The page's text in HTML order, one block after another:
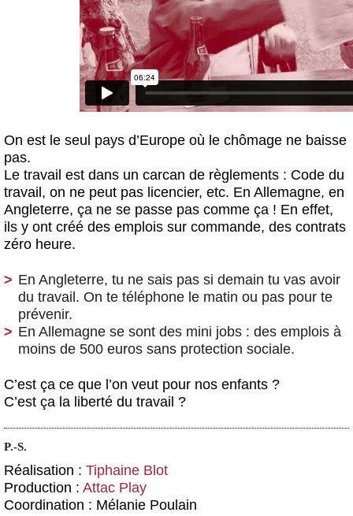
On est le seul pays d’Europe où le chômage ne baisse
pas.
Le travail est dans un carcan de règlements : Code du
travail, on ne peut pas licencier, etc. En Allemagne, en
Angleterre, ça ne se passe pas comme ça ! En effet,
ils y ont créé des emplois sur commande, des contrats
zéro heure.
En Angleterre, tu ne sais pas si demain tu vas avoir
du travail. On te téléphone le matin ou pas pour te
prévenir.
En Allemagne se sont des mini jobs : des emplois à
moins de 500 euros sans protection sociale.
C’est ça ce que l’on veut pour nos enfants ?
C’est ça la liberté du travail ?
P.-S.
Réalisation : Tiphaine Blot
Production : Attac Play
Coordination : Mélanie Poulain